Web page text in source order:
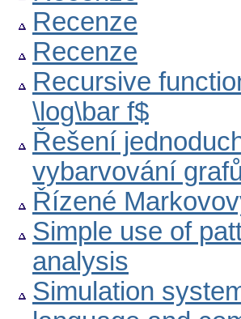
Recenze
Recenze
Recursive
\log\bar f$
Řešení
vybarvování
Řízené
Simple use of
analysis
Simulation